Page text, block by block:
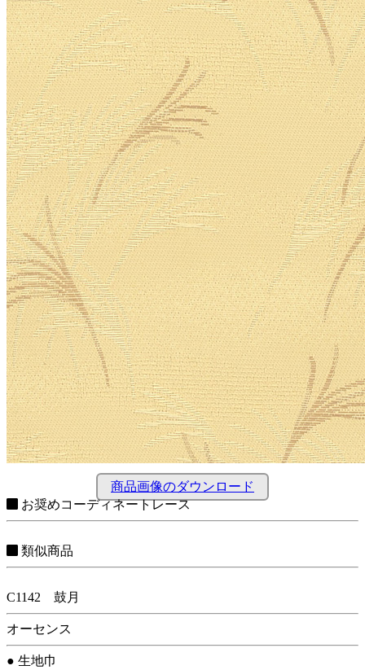
商品画像のダウンロード
お奨めコーディネートレース
類似商品
C1142 鼓月
オーセンス
● 生地巾